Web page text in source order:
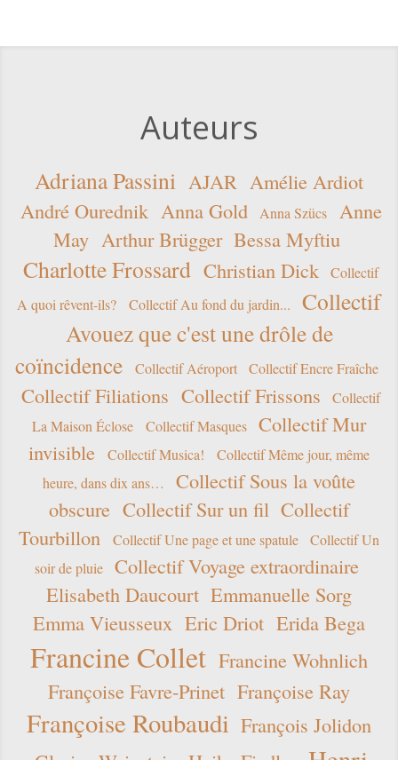
Auteurs
Adriana Passini AJAR Amélie Ardiot
André Ourednik Anna Gold Anna Szücs
Anne
May Arthur Brügger Bessa Myftiu
Charlotte Frossard Christian Dick
Collectif
A quoi rêvent-ils?
Collectif Au fond du jardin...
Collectif
Avouez que c'est une drôle de
coïncidence
Collectif Aéroport Collectif Encre Fraîche
Collectif Filiations Collectif Frissons
Collectif
La Maison Éclose
Collectif Masques
Collectif Mur
invisible
Collectif Musica!
Collectif Même jour, même
heure, dans dix ans…
Collectif Sous la voûte
obscure Collectif Sur un fil Collectif
Tourbillon
Collectif Une page et une spatule
Collectif Un
soir de pluie
Collectif Voyage extraordinaire
Elisabeth Daucourt Emmanuelle Sorg
Emma Vieusseux Eric Driot Erida Bega
Francine Collet Francine Wohnlich
Françoise Favre-Prinet Françoise Ray
Françoise Roubaudi François Jolidon